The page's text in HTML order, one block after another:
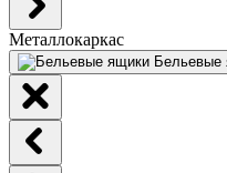
Металлокаркас
Бельевые